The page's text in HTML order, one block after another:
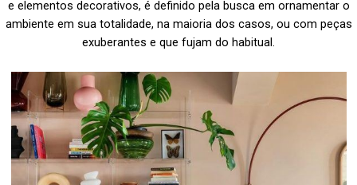
e elementos decorativos, é definido pela busca em ornamentar o
ambiente em sua totalidade, na maioria dos casos, ou com peças
exuberantes e que fujam do habitual.